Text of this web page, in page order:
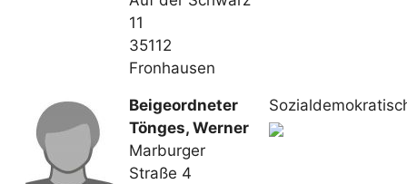
11
35112
Fronhausen
Beigeordneter
Tönges, Werner
Marburger
Straße 4